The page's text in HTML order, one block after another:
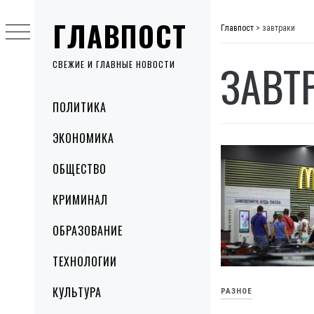
ГЛАВПОСТ
СВЕЖИЕ И ГЛАВНЫЕ НОВОСТИ
MenuПОЛИТИКА
ЭКОНОМИКА
ОБЩЕСТВО
КРИМИНАЛ
ОБРАЗОВАНИЕ
ТЕХНОЛОГИИ
КУЛЬТУРА
to
content
Главпост > завтраки
РАЗНОЕ